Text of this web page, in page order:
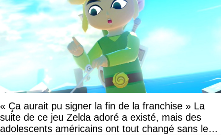
« Ça aurait pu signer la fin de la franchise » La
suite de ce jeu Zelda adoré a existé, mais des
adolescents américains ont tout changé sans le